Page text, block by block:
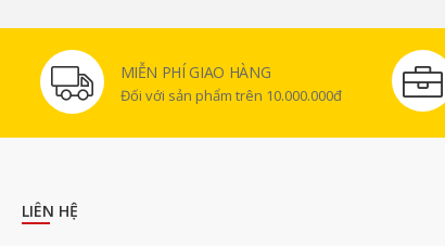
MIỄN PHÍ GIAO HÀNG
Đối với sản phẩm trên 10.000.000đ
LIÊN HỆ